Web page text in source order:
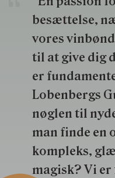
besættelse,
vores
til at give dig
er
Lobenbergs
nøglen til
man finde en
kompleks,
magisk? Vi